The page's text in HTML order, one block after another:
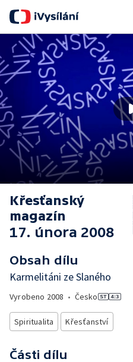
Křesťanský
magazín
17. února 2008
Obsah dílu
Karmelitáni ze Slaného
Vyrobeno 2008 • Česko
Spiritualita Křesťanství
Části dílu